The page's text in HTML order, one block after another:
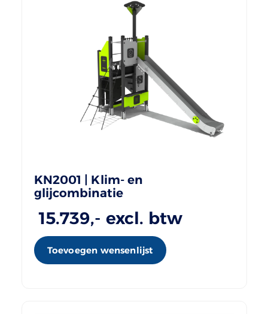
KN2001 | Klim- en
glijcombinatie
15.739,- excl. btw
Toevoegen wensenlijst